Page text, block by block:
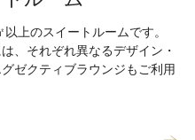
上のスイートルームです。
、それぞれ異なるデザイン・
ゼクティブラウンジもご利用